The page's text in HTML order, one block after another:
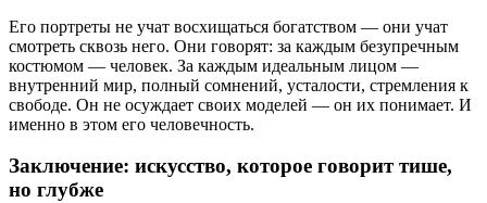
Его портреты не учат восхищаться богатством — они учат
смотреть сквозь него. Они говорят: за каждым безупречным
костюмом — человек. За каждым идеальным лицом —
внутренний мир, полный сомнений, усталости, стремления к
свободе. Он не осуждает своих моделей — он их понимает. И
именно в этом его человечность.
Заключение: искусство, которое говорит тише,
но глубже